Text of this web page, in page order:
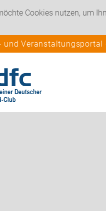
Cookies nutzen, um
und Veranstaltungsportal